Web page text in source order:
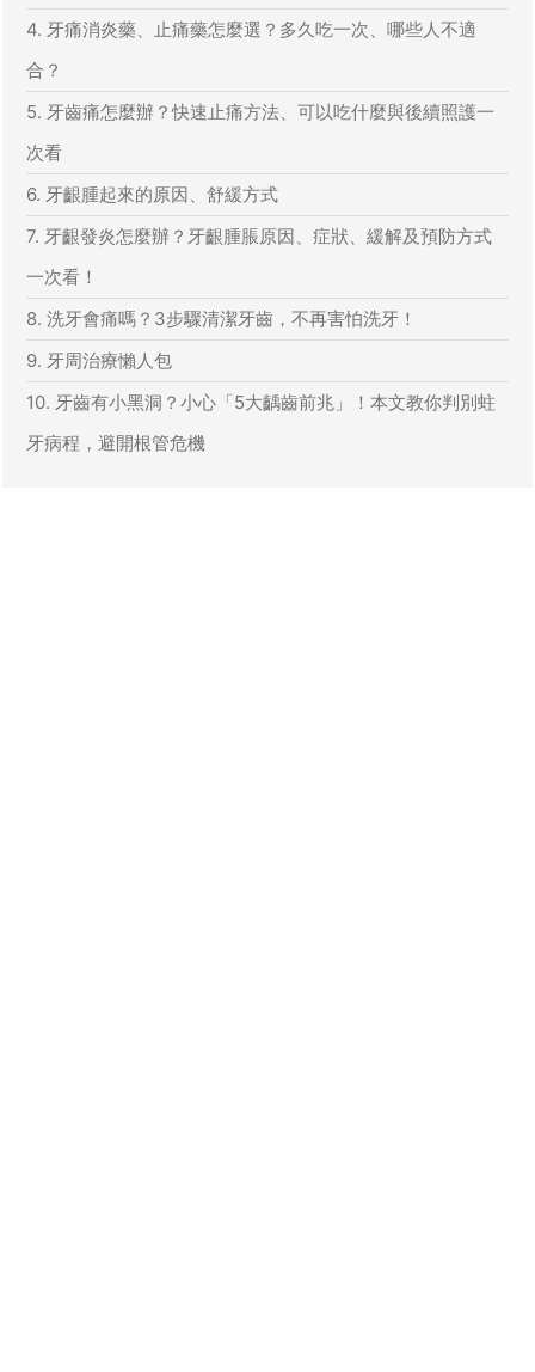
4. 牙痛消炎藥、止痛藥怎麼選？多久吃一次、哪些人不適
合？
5. 牙齒痛怎麼辦？快速止痛方法、可以吃什麼與後續照護一
次看
6. 牙齦腫起來的原因、舒緩方式
7. 牙齦發炎怎麼辦？牙齦腫脹原因、症狀、緩解及預防方式
一次看！
8. 洗牙會痛嗎？3步驟清潔牙齒，不再害怕洗牙！
9. 牙周治療懶人包
10. 牙齒有小黑洞？小心「5大齲齒前兆」！本文教你判別蛀
牙病程，避開根管危機